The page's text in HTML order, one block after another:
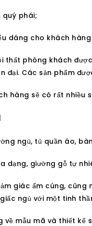
quý phái;
dáng cho khách
thất phòng khách
đại. Các sản phẩm
hàng sẽ có rất
ngủ, tủ quần áo,
dạng, giường gỗ tự
giác ấm cúng,
ngủ với một tinh
mẫu mã và thiết kế